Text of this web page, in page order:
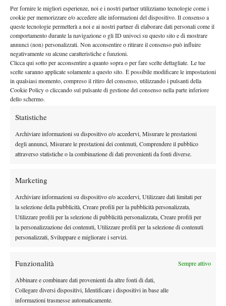
Per fornire le migliori esperienze, noi e i nostri partner utilizziamo tecnologie come i
cookie per memorizzare e/o accedere alle informazioni del dispositivo. Il consenso a
queste tecnologie permetterà a noi e ai nostri partner di elaborare dati personali come il
comportamento durante la navigazione o gli ID univoci su questo sito e di mostrare
annunci (non) personalizzati. Non acconsentire o ritirare il consenso può influire
negativamente su alcune caratteristiche e funzioni.
Clicca qui sotto per acconsentire a quanto sopra o per fare scelte dettagliate. Le tue
scelte saranno applicate solamente a questo sito. È possibile modificare le impostazioni
in qualsiasi momento, compreso il ritiro del consenso, utilizzando i pulsanti della
Cookie Policy o cliccando sul pulsante di gestione del consenso nella parte inferiore
dello schermo.
Statistiche
Archiviare informazioni su dispositivo e/o accedervi, Misurare le prestazioni
degli annunci, Misurare le prestazioni dei contenuti, Comprendere il pubblico
attraverso statistiche o la combinazione di dati provenienti da fonti diverse.
Marketing
Archiviare informazioni su dispositivo e/o accedervi, Utilizzare dati limitati per
la selezione della pubblicità, Creare profili per la pubblicità personalizzata,
Utilizzare profili per la selezione di pubblicità personalizzata, Creare profili per
la personalizzazione dei contenuti, Utilizzare profili per la selezione di contenuti
personalizzati, Sviluppare e migliorare i servizi.
Funzionalità Sempre attivo
Abbinare e combinare dati provenienti da altre fonti di dati,
Collegare diversi dispositivi, Identificare i dispositivi in base alle
informazioni trasmesse automaticamente.
Griekspoor per un posto agli ottavi di finale. Lo stesso è
accaduto con Learner Tien, che ha esordito nel primo turno
venerdì per poi giocare il sabato il successivo di match di
secondo turno. Tutto come previsto da regolamento.
Un intro weekend, quindi, con il tennista italiano protagonista.
Domenica 5 ottobre scenderà in campo ancora una volta in
sessione serale, come2°match dalle 12:30 italiane (le 18:30
locali).Diretta tv come sempre sui canali Sky Sport.
Paolini salta il WTA 1000 di Cincinnati, non
difenderà la finale del 2025
Atp News
Atp News
Masters 1000 Montreal 2026: Darderi